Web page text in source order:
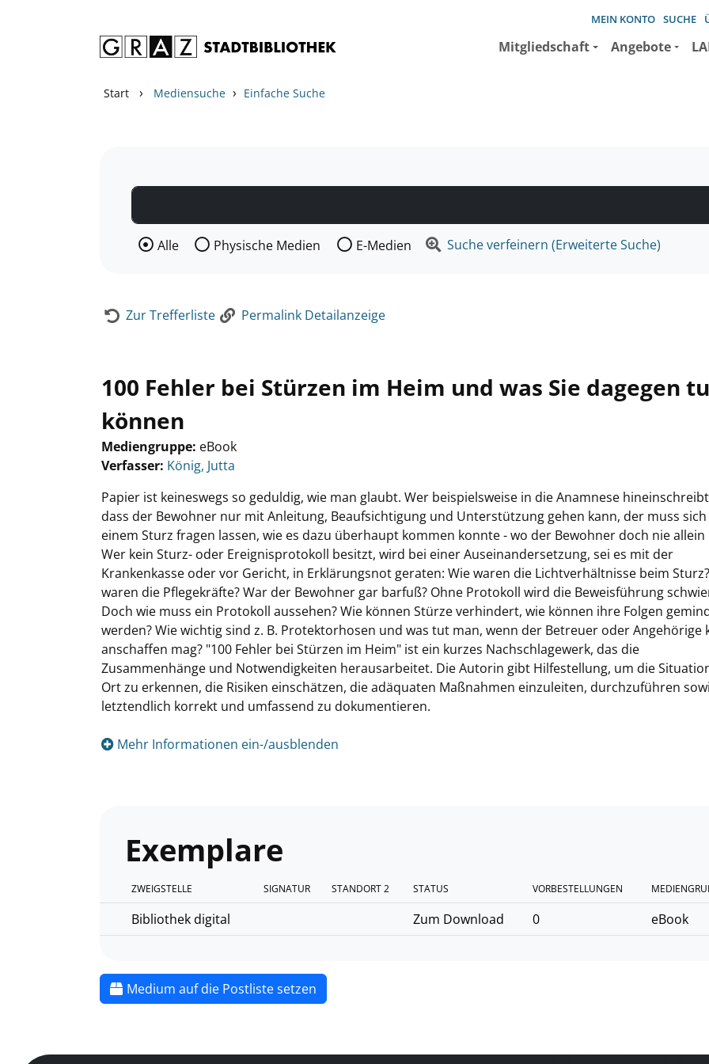
MEIN KONTO SUCHE
Mitgliedschaft Angebote
Start › Mediensuche › Einfache Suche
Wählen Sie die Medienart nach der Sie suchen wollen.
Alle Physische Medien E-Medien Suche verfeinern (Erweiterte Suche)
Zur Trefferliste Permalink Detailanzeige
100 Fehler bei Stürzen im Heim und was Sie dagegen
können
Mediengruppe: eBook
Verfasser: Suche nach diesem Verfasser
König, Jutta
Papier ist keineswegs so geduldig, wie man glaubt. Wer beispielsweise in die Anamnese
dass der Bewohner nur mit Anleitung, Beaufsichtigung und Unterstützung gehen kann, der muss sich
einem Sturz fragen lassen, wie es dazu überhaupt kommen konnte - wo der Bewohner doch nie allein
Wer kein Sturz- oder Ereignisprotokoll besitzt, wird bei einer Auseinandersetzung, sei es mit der
Krankenkasse oder vor Gericht, in Erklärungsnot geraten: Wie waren die Lichtverhältnisse beim
waren die Pflegekräfte? War der Bewohner gar barfuß? Ohne Protokoll wird die Beweisführung
Doch wie muss ein Protokoll aussehen? Wie können Stürze verhindert, wie können ihre Folgen
werden? Wie wichtig sind z. B. Protektorhosen und was tut man, wenn der Betreuer oder Angehörige
anschaffen mag? "100 Fehler bei Stürzen im Heim" ist ein kurzes Nachschlagewerk, das die
Zusammenhänge und Notwendigkeiten herausarbeitet. Die Autorin gibt Hilfestellung, um die
Ort zu erkennen, die Risiken einschätzen, die adäquaten Maßnahmen einzuleiten, durchzuführen
letztendlich korrekt und umfassend zu dokumentieren.
Mehr Informationen ein-/ausblenden
Exemplare
ZWEIGSTELLE SIGNATUR STANDORT 2 STATUS VORBESTELLUNGEN
Bibliothek digital Zum Download 0 eBook
Medium auf die Postliste setzen